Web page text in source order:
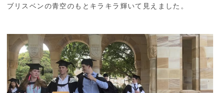
ブリスベンの青空のもとキラキラ輝いて見えました。